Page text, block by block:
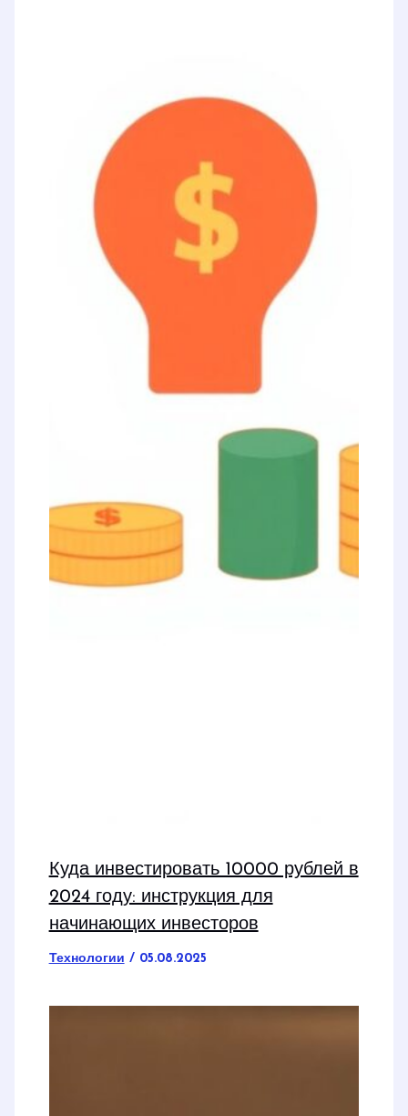
Куда инвестировать 10000 рублей в
2024 году: инструкция для
начинающих инвесторов
Технологии / 05.08.2025